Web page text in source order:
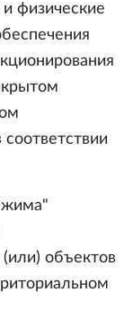
физические
объектов